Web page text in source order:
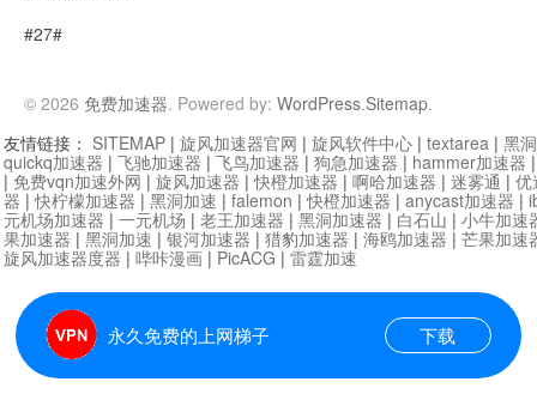
#27#
© 2026 免费加速器. Powered by: WordPress.Sitemap.
永久免费的上网梯子 下载
友情链接： SITEMAP | 旋风加速器官网 | 旋风软件中心 | textarea | 黑
quickq加速器 | 飞驰加速器 | 飞鸟加速器 | 狗急加速器 | hammer加速器
| 免费vqn加速外网 | 旋风加速器 |快橙加速器 | 啊哈加速器 | 迷雾通 | 优
器 |快柠檬加速器 | 黑洞加速 | falemon |快橙加速器 | anycast加速器 |
元机场加速器 | 一元机场 | 老王加速器 | 黑洞加速器 | 白石山 | 小牛加速
果加速器 | 黑洞加速 | 银河加速器 | 猎豹加速器 | 海鸥加速器 | 芒果加速
旋风加速器度器 | 哔咔漫画 | PicACG | 雷霆加速